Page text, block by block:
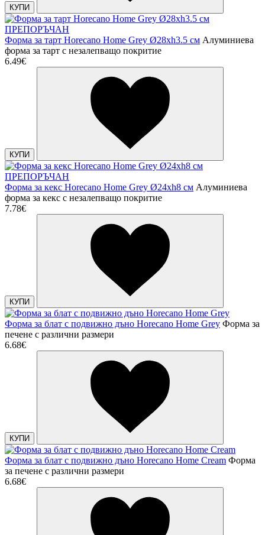
КУПИ
ПРЕПОРЪЧАН
Форма за тарт Horecano Home Grey Ø28xh3.5 см Алуминиева
форма за тарт с незалепващо покритие
6.49€
КУПИ
ПРЕПОРЪЧАН
Форма за кекс Horecano Home Grey Ø24xh8 см Алуминиева
форма за кекс с незалепващо покритие
7.78€
КУПИ
Форма за блат с подвижно дъно Horecano Home Grey Форма за
печене с различни размери
6.68€
КУПИ
Форма за блат с подвижно дъно Horecano Home Cream Форма
за печене с различни размери
6.68€